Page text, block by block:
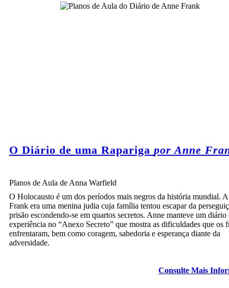
O Diário de uma Rapariga por Anne
Planos de Aula de Anna Warfield
O Holocausto é um dos períodos mais negros da história mundial.
Frank era uma menina judia cuja família tentou escapar da
prisão escondendo-se em quartos secretos. Anne manteve um diário
experiência no “Anexo Secreto” que mostra as dificuldades que os
enfrentaram, bem como coragem, sabedoria e esperança diante da
adversidade.
Consulte Mais